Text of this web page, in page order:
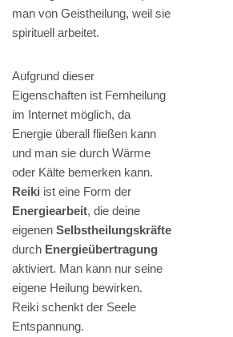
man von Geistheilung, weil sie
spirituell arbeitet.
Aufgrund dieser
Eigenschaften ist Fernheilung
im Internet möglich, da
Energie überall fließen kann
und man sie durch Wärme
oder Kälte bemerken kann.
Reiki ist eine Form der
Energiearbeit, die deine
eigenen Selbstheilungskräfte
durch Energieübertragung
aktiviert. Man kann nur seine
eigene Heilung bewirken.
Reiki schenkt der Seele
Entspannung.